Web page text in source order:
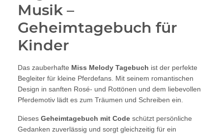
Musik –
Geheimtagebuch für
Kinder
Das zauberhafte Miss Melody Tagebuch ist der perfekte
Begleiter für kleine Pferdefans. Mit seinem romantischen
Design in sanften Rosé- und Rottönen und dem liebevollen
Pferdemotiv lädt es zum Träumen und Schreiben ein.
Dieses Geheimtagebuch mit Code schützt persönliche
Gedanken zuverlässig und sorgt gleichzeitig für ein